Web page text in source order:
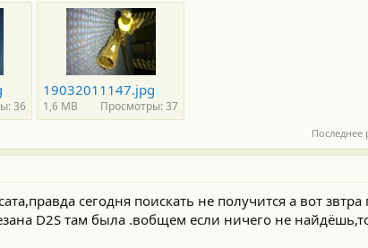
36
19032011147.jpg
1,6 MB Просмотры: 37
Последнее
сегодня поискать не получится а вот
D2S там была .вобщем если ничего не